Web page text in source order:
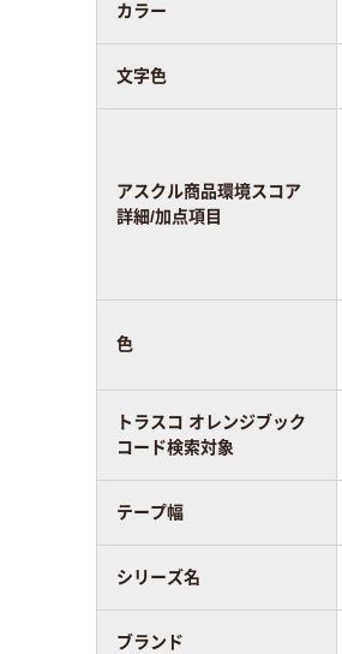
カラー
文字色
アスクル商品環境スコア
詳細/加点項目
色
トラスコ オレンジブック
コード検索対象
テープ幅
シリーズ名
ブランド